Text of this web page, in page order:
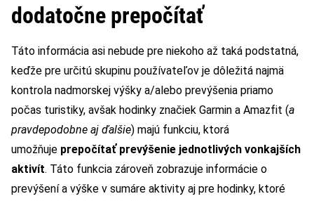
dodatočne prepočítať
Táto informácia asi nebude pre niekoho až taká podstatná,
keďže pre určitú skupinu používateľov je dôležitá najmä
kontrola nadmorskej výšky a/alebo prevýšenia priamo
počas turistiky, avšak hodinky značiek Garmin a Amazfit (a
pravdepodobne aj ďalšie) majú funkciu, ktorá
umožňuje prepočítať prevýšenie jednotlivých vonkajších
aktivít. Táto funkcia zároveň zobrazuje informácie o
prevýšení a výške v sumáre aktivity aj pre hodinky, ktoré